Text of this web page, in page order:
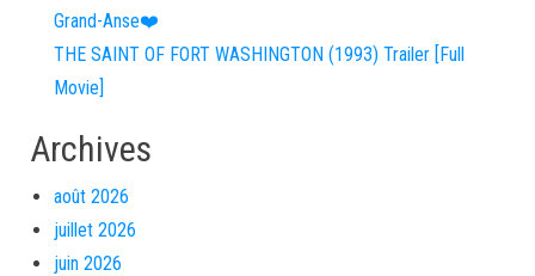
Grand-Anse❤️
THE SAINT OF FORT WASHINGTON (1993) Trailer [Full
Movie]
Archives
août 2026
juillet 2026
juin 2026